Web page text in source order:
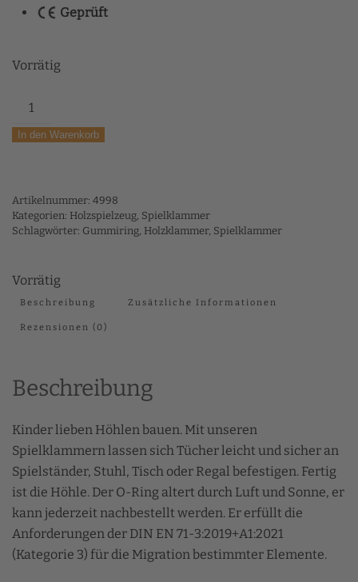
Geprüft
Vorrätig
Spielklammer
Ersatzring
In den Warenkorb
Artikelnummer: 4998
Kategorien: Holzspielzeug Spielklammer
Schlagwörter: Gummiring Holzklammer, Spielklammer
Vorrätig
Beschreibung Zusätzliche Informationen
Rezensionen (0)
Beschreibung
Kinder lieben Höhlen bauen. Mit unseren
Spielklammern lassen sich Tücher leicht und sicher an
Spielständer, Stuhl, Tisch oder Regal befestigen. Fertig
ist die Höhle. Der O-Ring altert durch Luft und Sonne, er
kann jederzeit nachbestellt werden. Er erfüllt die
Anforderungen der DIN EN 71-3:2019+A1:2021
(Kategorie 3) für die Migration bestimmter Elemente.